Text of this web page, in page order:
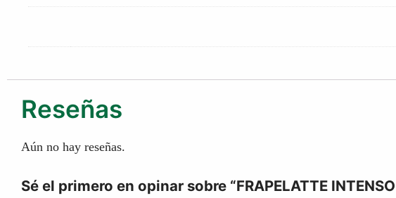
Reseñas
Aún no hay reseñas.
Sé el primero en opinar sobre “FRAPELATTE